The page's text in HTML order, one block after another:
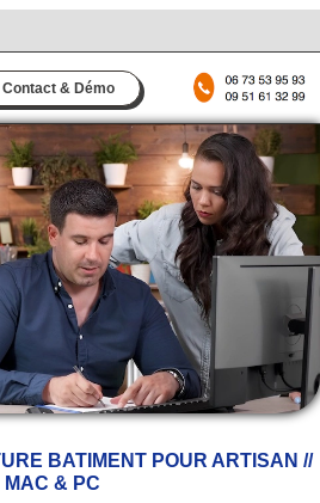
Contact & Démo
BATIMENT POUR ARTISAN //
MAC & PC